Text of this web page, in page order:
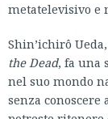
metatelevisivo e
Shin’ichirô
the Dead, fa una
nel suo mondo
senza